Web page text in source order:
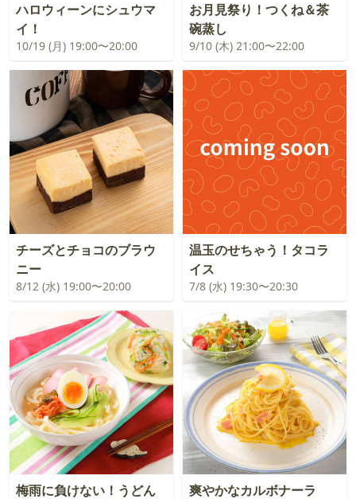
ハロウィーンにシュウマ
イ！
10/19 (月) 19:00〜20:00
お月見祭り！つくね＆茶
碗蒸し
9/10 (木) 21:00〜22:00
チーズとチョコのブラウ
ニー
8/12 (水) 19:00〜20:00
温玉のせちゃう！タコラ
イス
7/8 (水) 19:30〜20:30
梅雨に負けない！うどん
爽やかなカルボナーラ